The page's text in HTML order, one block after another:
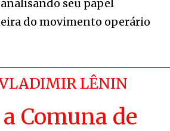
seu papel
do movimento operário
LÊNIN
Comuna de